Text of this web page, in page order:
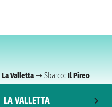
La Valletta ➞ Sbarco: Il Pireo
LA VALLETTA